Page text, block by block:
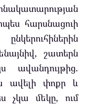
հարսնացուի
շատերն
ավանդույթից.
ավելի փոքր և
չկա մեկը, ում